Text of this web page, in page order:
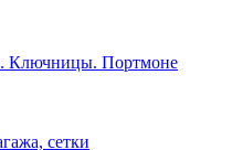
Ключницы. Портмоне
сетки